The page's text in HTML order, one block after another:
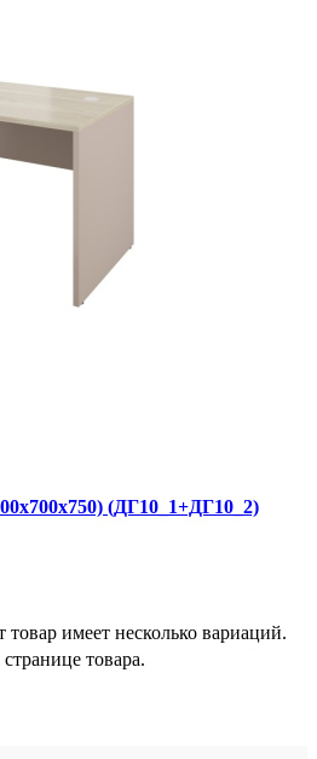
(ДГ10_1+ДГ10_2)
товар имеет несколько вариаций.
товара.